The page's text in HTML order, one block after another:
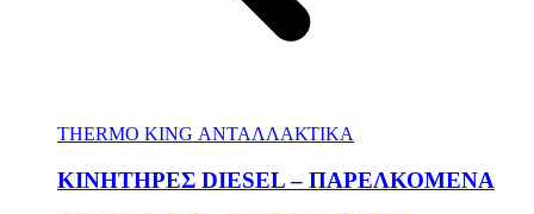
THERMO KING ΑΝΤΑΛΛΑΚΤΙΚΑ
KΙΝΗΤΗΡΕΣ DIESEL – ΠΑΡΕΛΚΟΜΕΝΑ